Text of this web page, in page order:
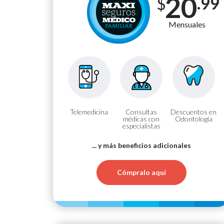
20
Mensuales
Telemedicina
Consultas
médicas con
especialistas
Descuentos en
Odontología
... y más beneficios adicionales
Cómpralo aquí